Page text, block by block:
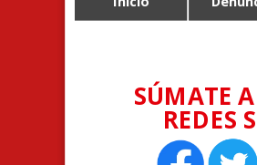
SÚMATE
REDES